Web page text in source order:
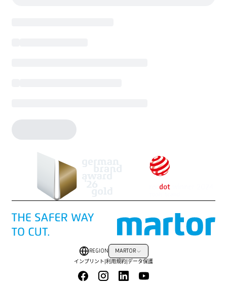
REGION MARTOR
インプリント 利用規約 データ保護